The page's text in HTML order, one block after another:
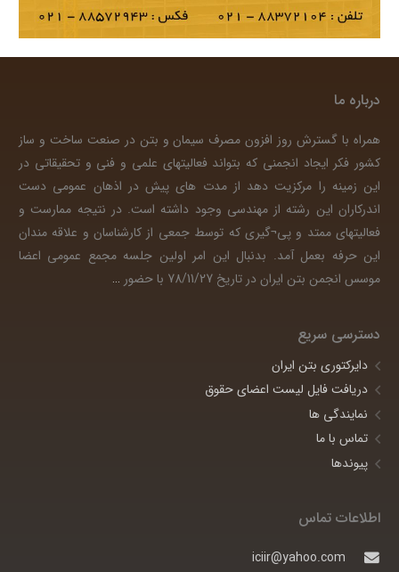
درباره ما
همراه با گسترش روز افزون مصرف سیمان و بتن در صنعت ساخت و ساز
کشور فکر ایجاد انجمنی که بتواند فعالیتهای علمی و فنی و تحقیقاتی در
این زمینه را مرکزیت دهد از مدت های پیش در اذهان عمومی دست
اندرکاران این رشته از مهندسی وجود داشته است. در نتیجه ممارست و
فعالیتهای ممتد و پی¬گیری که توسط جمعی از کارشناسان و علاقه مندان
این حرفه بعمل آمد. بدنبال این امر اولین جلسه مجمع عمومی اعضا
موسس انجمن بتن ایران در تاریخ 78/11/27 با حضور
…
دسترسی سریع
دایرکتوری بتن ایران
دریافت فایل لیست اعضای حقوق
نمایندگی ها
تماس با ما
پیوندها
اطلاعات تماس
iciir@yahoo.com